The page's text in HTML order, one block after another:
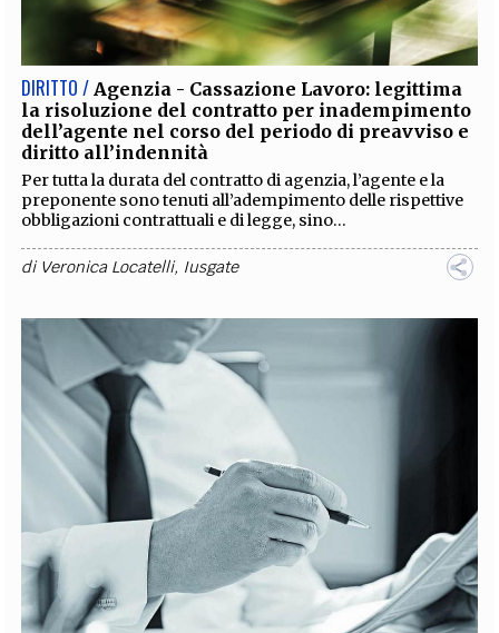
DIRITTO / Agenzia - Cassazione Lavoro: legittima
la risoluzione del contratto per inadempimento
dell’agente nel corso del periodo di preavviso e
diritto all’indennità
Per tutta la durata del contratto di agenzia, l’agente e la
preponente sono tenuti all’adempimento delle rispettive
obbligazioni contrattuali e di legge, sino...
di Veronica Locatelli, Iusgate